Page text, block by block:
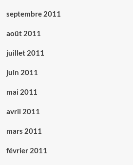
septembre 2011
août 2011
juillet 2011
juin 2011
mai 2011
avril 2011
mars 2011
février 2011